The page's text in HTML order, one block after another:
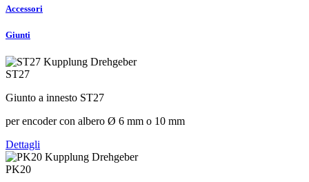
Accessori
Giunti
ST27
Giunto a innesto ST27
per encoder con albero Ø 6 mm o 10 mm
Dettagli
PK20